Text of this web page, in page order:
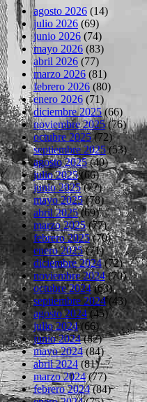
agosto 2026 (14)
julio 2026 (69)
junio 2026 (74)
mayo 2026 (83)
abril 2026 (77)
marzo 2026 (81)
febrero 2026 (80)
enero 2026 (71)
diciembre 2025(66)
noviembre 2025(76)
octubre 2025(72)
septiembre 2025(53)
agosto 2025(40)
julio 2025(66)
junio 2025(77)
mayo 2025(78)
abril 2025(69)
marzo 2025(77)
febrero 2025(70)
enero 2025(71)
diciembre 2024(72)
noviembre 2024(70)
octubre 2024(63)
septiembre 2024(43)
agosto 2024(45)
julio 2024(66)
junio 2024(82)
mayo 2024(84)
abril 2024(81)
marzo 2024(77)
febrero 2024(84)